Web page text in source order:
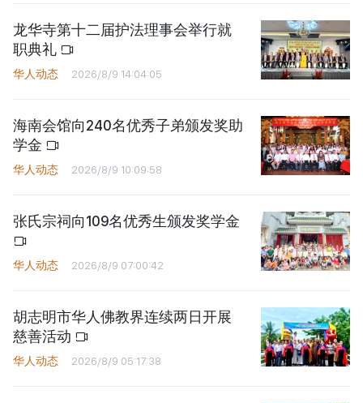
龙华寺第十二届护法理事会举行就
职典礼
华人动态 2026/8/9 14:04:05
海南会馆向240名优秀子弟颁发奖助
学金
华人动态 2026/8/9 10:09:58
张氏宗祠向109名优秀生颁发奖学金
华人动态 2026/8/9 07:00:42
胡志明市华人佛教界连续两日开展
慈善活动
华人动态 2026/8/9 05:17:38